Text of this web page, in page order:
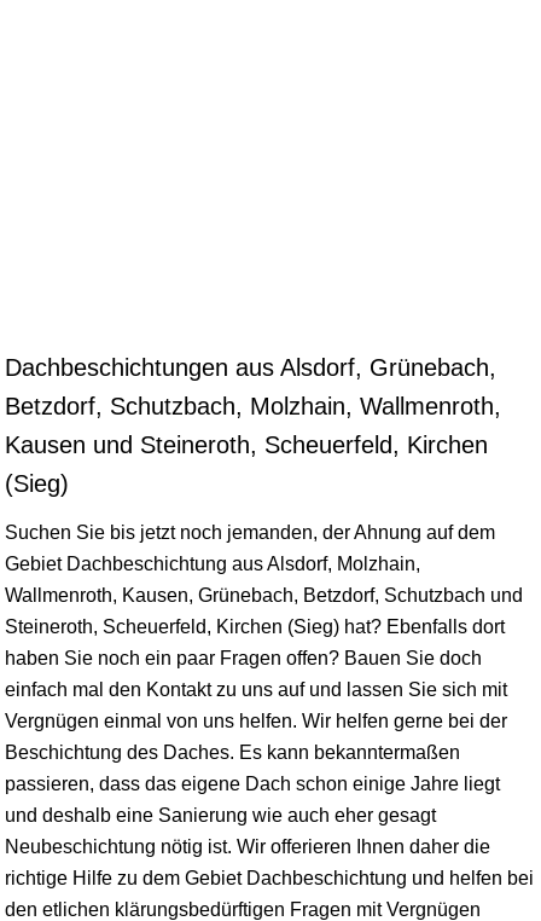
Dachbeschichtungen aus Alsdorf, Grünebach,
Betzdorf, Schutzbach, Molzhain, Wallmenroth,
Kausen und Steineroth, Scheuerfeld, Kirchen
(Sieg)
Suchen Sie bis jetzt noch jemanden, der Ahnung auf dem
Gebiet Dachbeschichtung aus Alsdorf, Molzhain,
Wallmenroth, Kausen, Grünebach, Betzdorf, Schutzbach und
Steineroth, Scheuerfeld, Kirchen (Sieg) hat? Ebenfalls dort
haben Sie noch ein paar Fragen offen? Bauen Sie doch
einfach mal den Kontakt zu uns auf und lassen Sie sich mit
Vergnügen einmal von uns helfen. Wir helfen gerne bei der
Beschichtung des Daches. Es kann bekanntermaßen
passieren, dass das eigene Dach schon einige Jahre liegt
und deshalb eine Sanierung wie auch eher gesagt
Neubeschichtung nötig ist. Wir offerieren Ihnen daher die
richtige Hilfe zu dem Gebiet Dachbeschichtung und helfen bei
den etlichen klärungsbedürftigen Fragen mit Vergnügen